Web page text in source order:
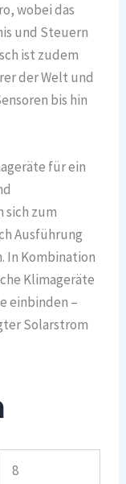
wobei das
und Steuern
ist zudem
der Welt und
bis hin
für ein
sich zum
Ausführung
In Kombination
Klimageräte
einbinden –
Solarstrom
8